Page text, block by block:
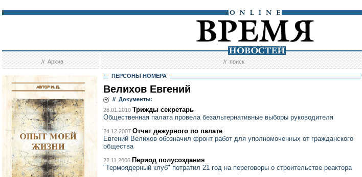
//Архив //поиск
ПЕРСОНЫ НОМЕРА
Велихов Евгений
// Документы:
26.01.2010 Трижды секретарь
Общественная палата провела безальтернативные выборы руководителя
24.12.2007 Отчет дежурного по палате
Евгений Велихов обозначил фронт работ для уполномоченных от гражданского
общества
22.11.2006 Период полусоздания
"Термоядерный клуб" потратил 21 год на переговоры о строительстве реактора